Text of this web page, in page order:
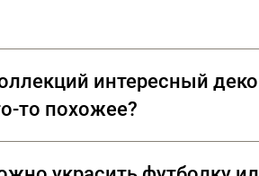
интересный
то похожее?